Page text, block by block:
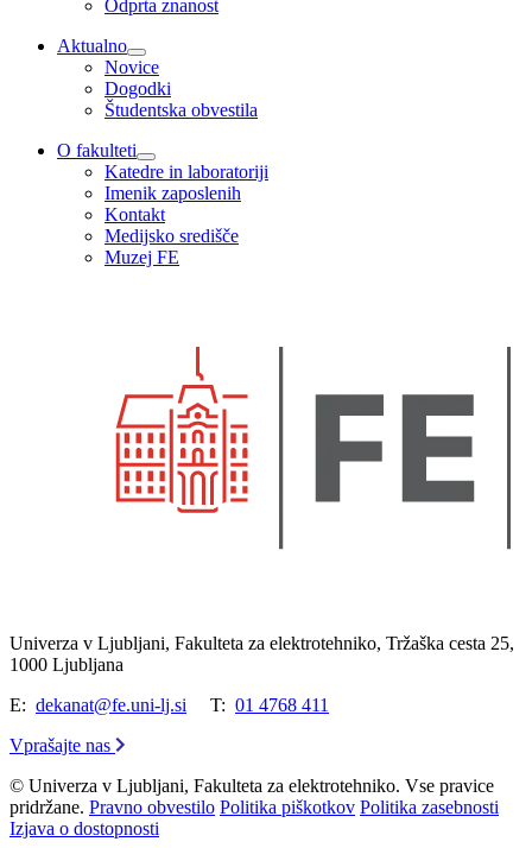
Odprta znanost
Aktualno
Novice
Dogodki
Študentska obvestila
O fakulteti
Katedre in laboratoriji
Imenik zaposlenih
Kontakt
Medijsko središče
Muzej FE
Univerza v Ljubljani, Fakulteta za elektrotehniko, Tržaška cesta 25,
1000 Ljubljana
E: dekanat@fe.uni-lj.si T: 01 4768 411
Vprašajte nas
© Univerza v Ljubljani, Fakulteta za elektrotehniko. Vse pravice
pridržane. Pravno obvestilo Politika piškotkov Politika zasebnosti
Izjava o dostopnosti